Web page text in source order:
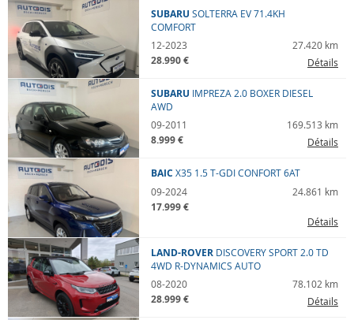
SUBARU SOLTERRA EV 71.4KH
COMFORT
12-2023
27.420 km
28.990 € Détails
SUBARU IMPREZA 2.0 BOXER DIESEL
AWD
09-2011
169.513 km
8.999 € Détails
BAIC X35 1.5 T-GDI CONFORT 6AT
09-2024
24.861 km
17.999 €
Détails
LAND-ROVER DISCOVERY SPORT 2.0 TD
4WD R-DYNAMICS AUTO
08-2020
78.102 km
28.999 € Détails